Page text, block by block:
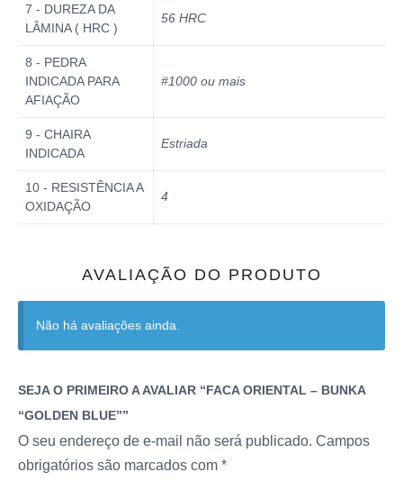
7 - DUREZA DA
LÂMINA ( HRC )
56 HRC
8 - PEDRA
INDICADA PARA
AFIAÇÃO
#1000 ou mais
9 - CHAIRA
INDICADA
Estriada
10 - RESISTÊNCIA A
OXIDAÇÃO
4
AVALIAÇÃO DO PRODUTO
Não há avaliações ainda.
SEJA O PRIMEIRO A AVALIAR “FACA ORIENTAL – BUNKA
“GOLDEN BLUE””
O seu endereço de e-mail não será publicado. Campos
obrigatórios são marcados com *